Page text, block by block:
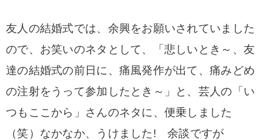
友人の結婚式では、余興をお願いされていました
ので、 お笑いのネタとして、「悲しいとき～、友
達の結婚式の前日に、痛風発作が出て、痛みどめ
の注射をうって参加したとき～」と、芸人の「い
つもここから」さんのネタに、便乗しました
（笑） なかなか、うけました! 余談ですが